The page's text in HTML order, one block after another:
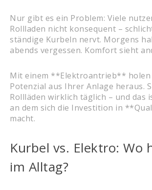
Nur gibt es ein Problem: Viele
Rollladen nicht konsequent –
ständige Kurbeln nervt. Morgens
abends vergessen. Komfort sieht
Mit einem **Elektroantrieb** holen
Potenzial aus Ihrer Anlage heraus.
Rollläden wirklich täglich – und das
an dem sich die Investition in
macht.
Kurbel vs. Elektro: Wo
im Alltag?